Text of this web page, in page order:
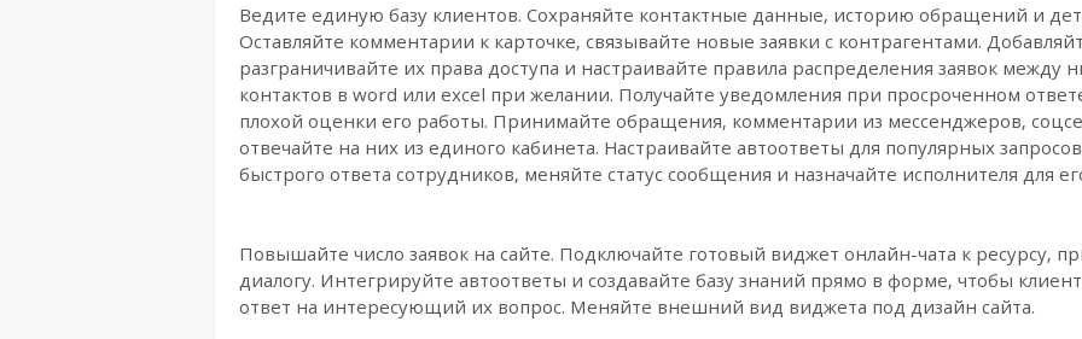
Ведите единую базу клиентов. Сохраняйте контактные данные, историю обращений и
Оставляйте комментарии к карточке, связывайте новые заявки с контрагентами.
разграничивайте их права доступа и настраивайте правила распределения заявок между
контактов в word или excel при желании. Получайте уведомления при просроченном
плохой оценки его работы. Принимайте обращения, комментарии из мессенджеров,
отвечайте на них из единого кабинета. Настраивайте автоответы для популярных
быстрого ответа сотрудников, меняйте статус сообщения и назначайте исполнителя для
Повышайте число заявок на сайте. Подключайте готовый виджет онлайн-чата к ресурсу,
диалогу. Интегрируйте автоответы и создавайте базу знаний прямо в форме, чтобы
ответ на интересующий их вопрос. Меняйте внешний вид виджета под дизайн сайта.